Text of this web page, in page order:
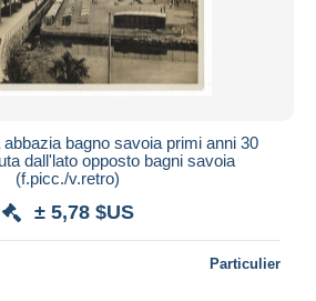
bagno savoia primi anni 30
dall'lato opposto bagni savoia
(f.picc./v.retro)
± 5,78 $US
Particulier